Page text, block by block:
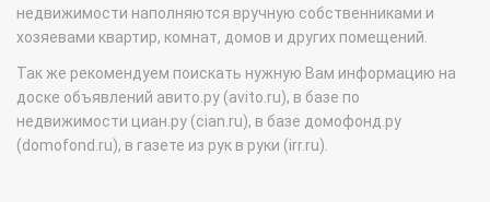
недвижимости наполняются вручную собственниками и
хозяевами квартир, комнат, домов и других помещений.
Так же рекомендуем поискать нужную Вам информацию на
доске объявлений авито.ру (avito.ru), в базе по
недвижимости циан.ру (cian.ru), в базе домофонд.ру
(domofond.ru), в газете из рук в руки (irr.ru).